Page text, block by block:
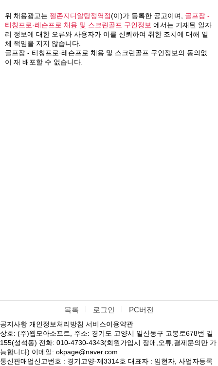
위 채용광고는 젤존지디알탕정역점(이)가 등록한 공고이며, 골프잡 -
티칭프로·레슨프로 채용 및 스크린골프 구인정보 에서는 기재된 일자
리 정보에 대한 오류와 사용자가 이를 신뢰하여 취한 조치에 대해 일
체 책임을 지지 않습니다.
골프잡 - 티칭프로·레슨프로 채용 및 스크린골프 구인정보의 동의없
이 재 배포할 수 없습니다.
목록 로그인 PC버전
공지사항 개인정보처리방침 서비스이용약관
상호: (주)웹모아소프트, 주소: 경기도 고양시 일산동구 고봉로678번 길
155(성석동) 전화: 010-4730-4343(회원가입시 장애,오류,결제문의만 가
능합니다) 이메일: okpage@naver.com
통신판매업신고번호 : 경기고양-제3314호 대표자 : 임현자, 사업자등록